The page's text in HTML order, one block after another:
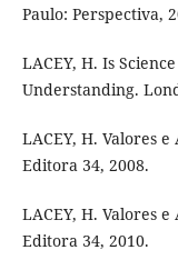
Paulo: Perspectiva,
LACEY, H. Is
Understanding.
LACEY, H. Valores
Editora 34, 2008.
LACEY, H. Valores
Editora 34, 2010.